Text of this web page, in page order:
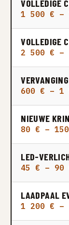
VOLLEDIGE
1 500 € –
VOLLEDIGE
2 500 € –
600 € – 1
NIEUWE
80 € –
LED-
45 € –
LAADPAAL
1 200 € –